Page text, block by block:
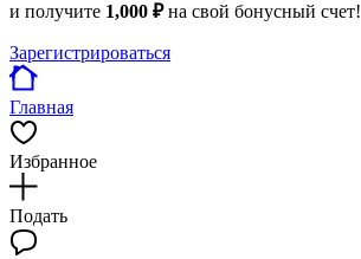
и получите 1,000 ₽на свой бонусный счет!
Зарегистрироваться
Главная
Избранное
Подать